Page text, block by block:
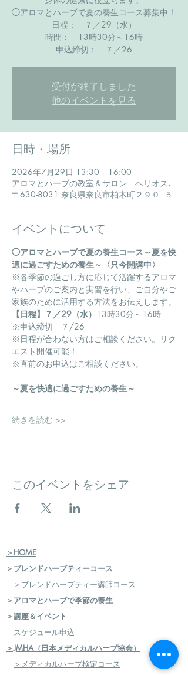
◯アロマとハーブで夏の養生コース募集中​！
日程： ７／29（水）
時間： 13時30分～16時
​申込締切： ７／26
受付が終了しました
他のイベントを見る
日時・場所
2026年7月29日 13:30 – 16:00
アロマとハーブの教室＆サロン ヘリオス,
〒630-8031 奈良県奈良市柏木町２９０−５
イベントについて
◯アロマとハーブで夏の養生コース～夏を快
適に過ごすための養生～〈只今開講中〉
​※各季節の過ごし方に応じて活躍するアロマ
やハーブのご案内と実習を行い、ご自分やご
家族のために活用する方法をお伝えします。
【日程】７／29（水） 13時30分～16時
※申込締切　７/26
※日程が合わない方はご相談ください。リク
エスト開催可能！
※直前のお申込はご相談ください。
～夏を快適に過ごすための養生～
続きを読む >>
このイベントをシェア
＞HOME
＞ブレンドハーブティーコース
＞ブレンドハーブティー講師コース
＞アロマとハーブで季節の養生
＞講座＆イベント
スケジュール申込
＞JMHA（日本メディカルハーブ協会）
＞メディカルハーブ検定コース